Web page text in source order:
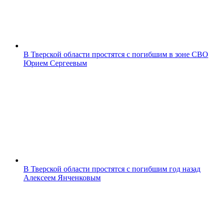
В Тверской области простятся с погибшим в зоне СВО
Юрием Сергеевым
В Тверской области простятся с погибшим год назад
Алексеем Янченковым